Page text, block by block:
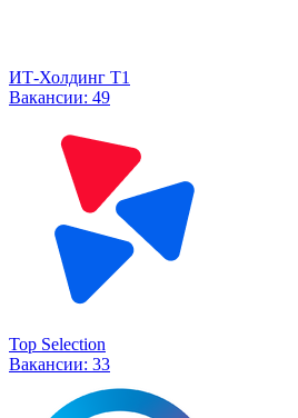
ИТ-Холдинг Т1
Вакансии: 49
Top Selection
Вакансии: 33